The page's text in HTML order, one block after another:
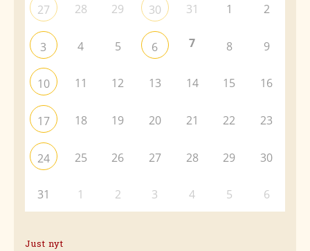
27 28 29 30 31 1 2
3 4 5 6 7 8 9
10 11 12 13 14 15 16
17 18 19 20 21 22 23
24 25 26 27 28 29 30
31 1 2 3 4 5 6
Just nyt